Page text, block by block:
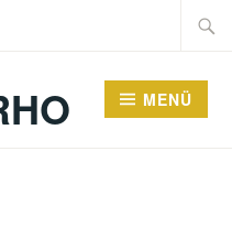
Suche
MENÜ